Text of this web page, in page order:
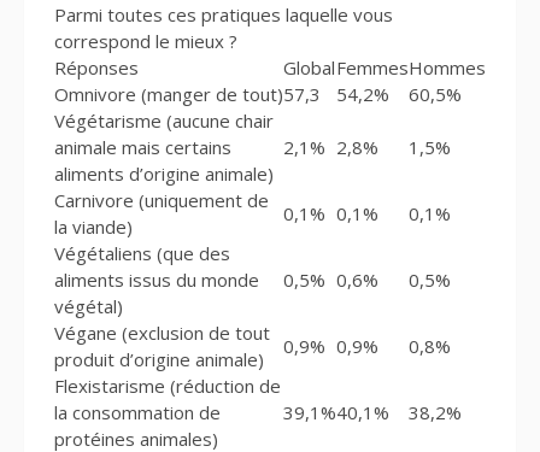
Parmi toutes ces pratiques laquelle vous
correspond le mieux ?
Réponses
GlobalFemmesHommes
Omnivore (manger de tout)57,3 54,2%
60,5%
Végétarisme (aucune chair
animale mais certains
aliments d’origine animale)
2,1% 2,8% 1,5%
Carnivore (uniquement de
la viande)
0,1% 0,1%
0,1%
Végétaliens (que des
aliments issus du monde
végétal)
0,5% 0,6% 0,5%
Végane (exclusion de tout
produit d’origine animale)
0,9% 0,9%
0,8%
Flexistarisme (réduction de
la consommation de
protéines animales)
39,1%40,1% 38,2%